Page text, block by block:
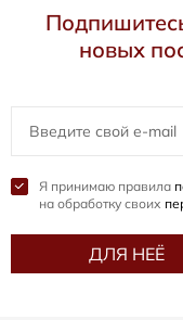
новых
Я принимаю правила
на обработку своих
ДЛЯ НЕЁ